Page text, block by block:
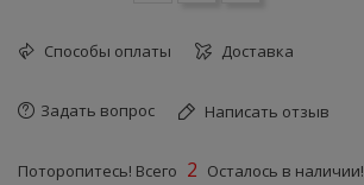
Способы оплаты Доставка
Задать вопрос Написать отзыв
Поторопитесь! Всего 2 Осталось в наличии!